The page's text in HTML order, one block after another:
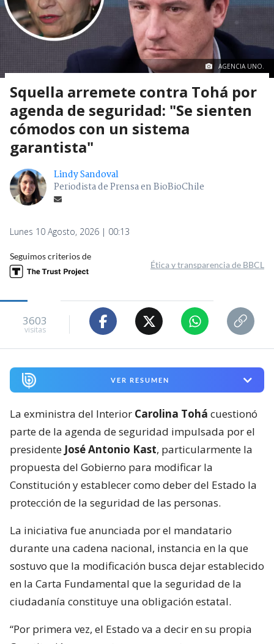
AGENCIA UNO.
Squella arremete contra Tohá por
agenda de seguridad: "Se sienten
cómodos con un sistema
garantista"
Lindy Sandoval
Periodista de Prensa en BioBioChile
Lunes 10 Agosto, 2026 | 00:13
Seguimos criterios de
Ética y transparencia de BBCL
3603
visitas
VER RESUMEN
La exministra del Interior Carolina Tohá cuestionó
parte de la agenda de seguridad impulsada por el
presidente José Antonio Kast, particularmente la
propuesta del Gobierno para modificar la
Constitución y establecer como deber del Estado la
protección de la seguridad de las personas.
La iniciativa fue anunciada por el mandatario
durante una cadena nacional, instancia en la que
sostuvo que la modificación busca dejar establecido
en la Carta Fundamental que la seguridad de la
ciudadanía constituye una obligación estatal.
“Por primera vez, el Estado va a decir en su propia